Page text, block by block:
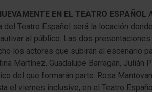
EN EL TEATRO ESPAÑOL
del Teatro Español será la locación
al público. Las dos
los actores que subirán al escenario
Martínez, Guadalupe Barragán,
del que formarán parte: Rosa
el viernes inclusive, en el Teatro